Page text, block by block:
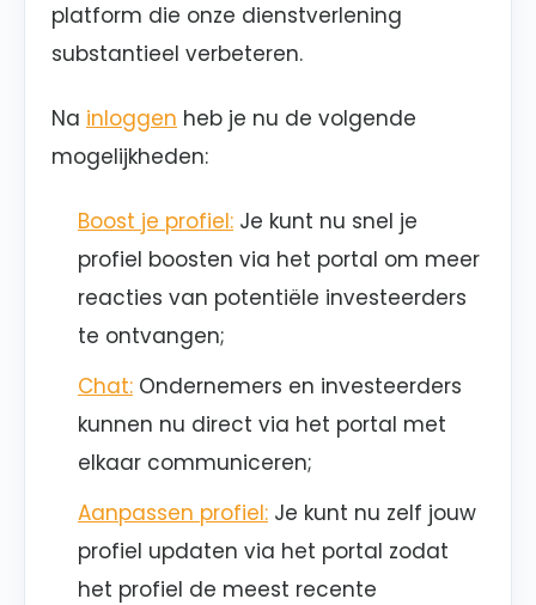
platform die onze dienstverlening
substantieel verbeteren.
Na inloggen heb je nu de volgende
mogelijkheden:
Boost je profiel: Je kunt nu snel je
profiel boosten via het portal om meer
reacties van potentiële investeerders
te ontvangen;
Chat: Ondernemers en investeerders
kunnen nu direct via het portal met
elkaar communiceren;
Aanpassen profiel: Je kunt nu zelf jouw
profiel updaten via het portal zodat
het profiel de meest recente